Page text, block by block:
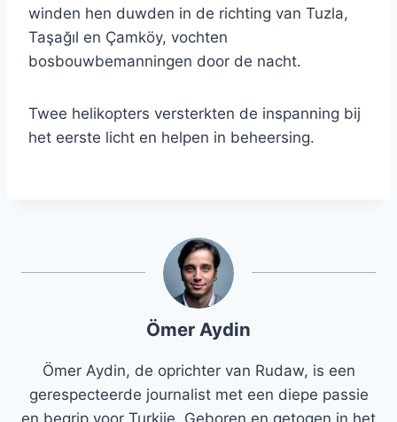
winden hen duwden in de richting van Tuzla,
Taşağıl en Çamköy, vochten
bosbouwbemanningen door de nacht.
Twee helikopters versterkten de inspanning bij
het eerste licht en helpen in beheersing.
Ömer Aydin
Ömer Aydin, de oprichter van Rudaw, is een
gerespecteerde journalist met een diepe passie